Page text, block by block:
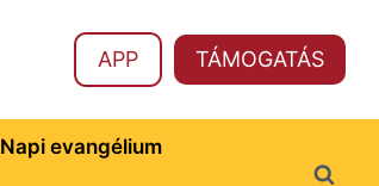
APP TÁMOGATÁS
Napi evangélium